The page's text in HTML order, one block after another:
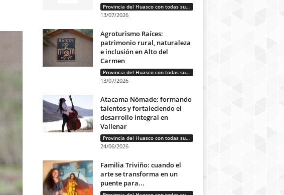
Provincia del Huasco con todas sus letras: Historias que unen cultura, diversidad e identidad
13/07/2026
Agroturismo Raíces:
patrimonio rural, naturaleza
e inclusión en Alto del
Carmen
Provincia del Huasco con todas sus letras: Historias que unen cultura, diversidad e identidad
13/07/2026
Atacama Nómade: formando
talentos y fortaleciendo el
desarrollo integral en
Vallenar
Provincia del Huasco con todas sus letras: Historias que unen cultura, diversidad e identidad
24/06/2026
Familia Triviño: cuando el
arte se transforma en un
puente para...